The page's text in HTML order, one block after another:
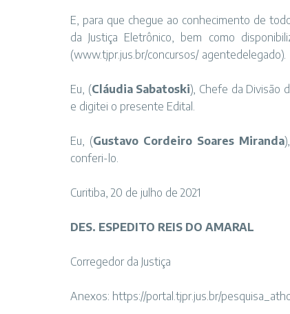
E, para que chegue ao conhecimento de
da Justiça Eletrônico, bem como
(www.tjpr.jus.br/concursos/ agentedelegado).
Eu, (Cláudia Sabatoski), Chefe da Divisão
e digitei o presente Edital.
Eu, (Gustavo Cordeiro Soares Miranda
conferi-lo.
Curitiba, 20 de julho de 2021
DES. ESPEDITO REIS DO AMARAL
Corregedor da Justiça
Anexos: https://portal.tjpr.jus.br/